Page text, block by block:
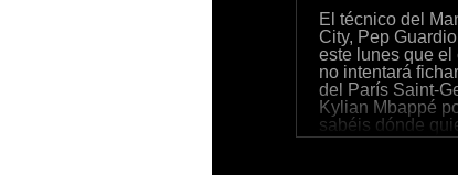
El técnico del
City, Pep
este lunes que el
no intentará
del París Saint-
Kylian Mbappé
sabéis dónde
aparente alusión